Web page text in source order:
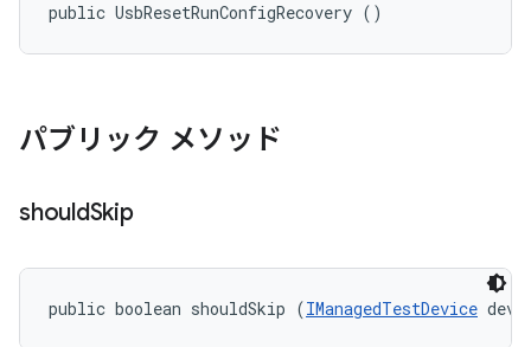
public UsbResetRunConfigRecovery ()
パブリック メソッド
shouldSkip
public boolean shouldSkip (IManagedTestDevice